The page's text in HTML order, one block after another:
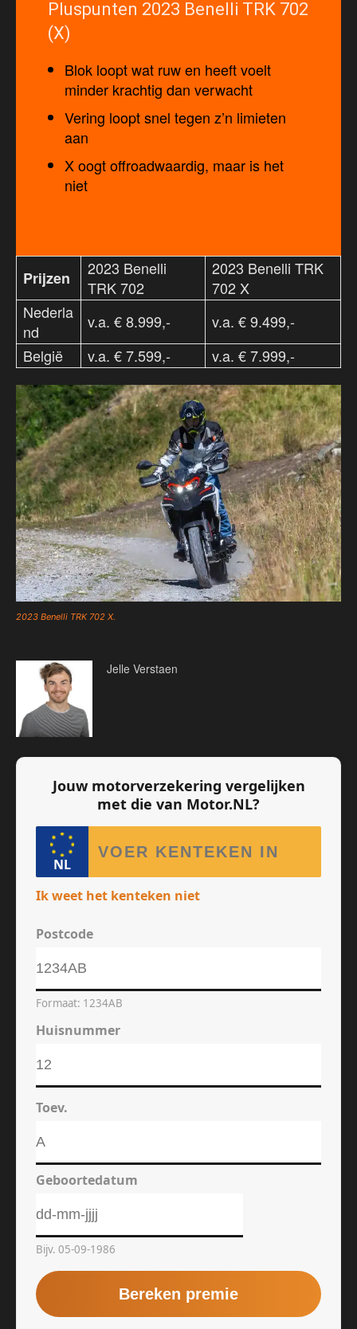
Pluspunten 2023 Benelli TRK 702
(X)
Blok loopt wat ruw en heeft voelt
minder krachtig dan verwacht
Vering loopt snel tegen z’n limieten
aan
X oogt offroadwaardig, maar is het
niet
Prijzen
2023 Benelli
TRK 702
2023 Benelli TRK
702 X
Nederla
nd
v.a. € 8.999,-
v.a. € 9.499,-
België
v.a. € 7.599,- v.a. € 7.999,-
2023 Benelli TRK 702 X.
Jelle Verstaen